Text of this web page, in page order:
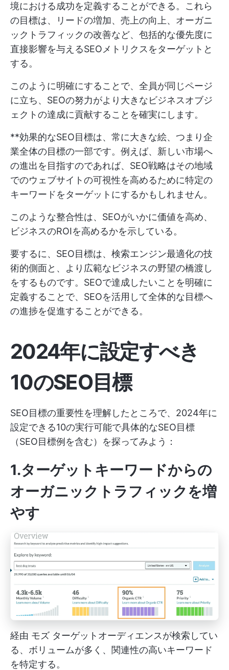
境における成功を定義することができる。これら
の目標は、リードの増加、売上の向上、オーガニ
ックトラフィックの改善など、包括的な優先度に
直接影響を与えるSEOメトリクスをターゲットと
する。
このように明確にすることで、全員が同じページ
に立ち、SEOの努力がより大きなビジネスオブジ
ェクトの達成に貢献することを確実にします。
**効果的なSEO目標は、常に大きな絵、つまり企
業全体の目標の一部です。例えば、新しい市場へ
の進出を目指すのであれば、SEO戦略はその地域
でのウェブサイトの可視性を高めるために特定の
キーワードをターゲットにするかもしれません。
このような整合性は、SEOがいかに価値を高め、
ビジネスのROIを高めるかを示している。
要するに、SEO目標は、検索エンジン最適化の技
術的側面と、より広範なビジネスの野望の橋渡し
をするものです。SEOで達成したいことを明確に
定義することで、SEOを活用して全体的な目標へ
の進捗を促進することができる。
2024年に設定すべき
10のSEO目標
SEO目標の重要性を理解したところで、2024年に
設定できる10の実行可能で具体的なSEO目標
（SEO目標例を含む）を探ってみよう：
1.ターゲットキーワードからの
オーガニックトラフィックを増
やす
経由 モズ ターゲットオーディエンスが検索してい
る、ボリュームが多く、関連性の高いキーワード
を特定する。